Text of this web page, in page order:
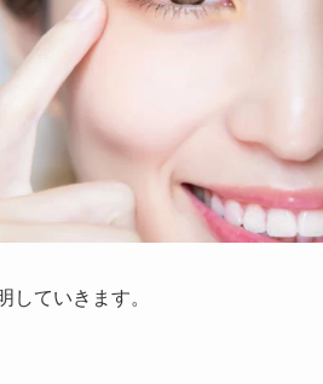
していきます。